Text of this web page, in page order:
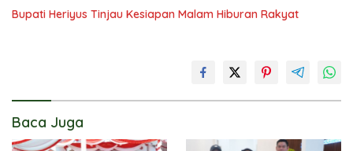
Bupati Heriyus Tinjau Kesiapan Malam Hiburan Rakyat
Baca Juga